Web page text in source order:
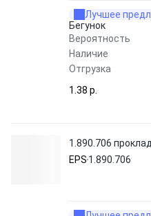
Лучшее
Бегунок
Вероятность
Наличие
Отгрузка
1.38 p.
1.890.706
EPS 1.890.706